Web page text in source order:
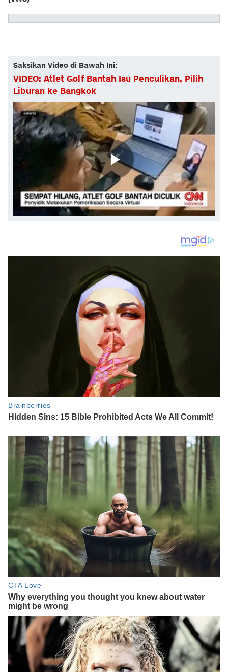
Saksikan Video di Bawah Ini:
VIDEO: Atlet Golf Bantah Isu Penculikan, Pilih
Liburan ke Bangkok